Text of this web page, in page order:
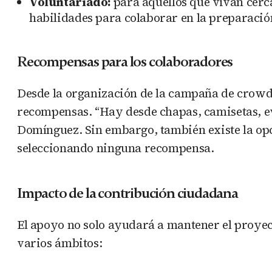
habilidades para colaborar en la
Recompensas para los colaboradores
Desde la organización de la campaña de
recompensas. “Hay desde chapas,
Domínguez. Sin embargo, también existe la
seleccionando ninguna recompensa.
Impacto de la contribución ciudadana
El apoyo no solo ayudará a mantener el
varios ámbitos: